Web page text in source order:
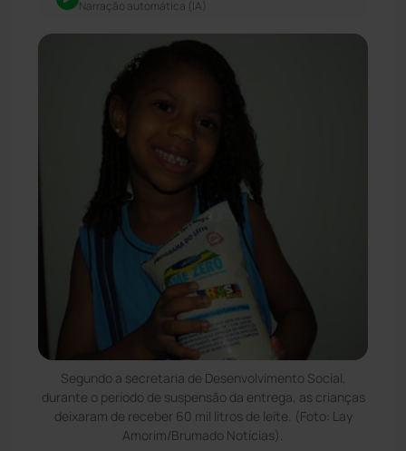
Narração automática (IA)
Segundo a secretaria de Desenvolvimento Social,
durante o período de suspensão da entrega, as crianças
deixaram de receber 60 mil litros de leite. (Foto: Lay
Amorim/Brumado Notícias).